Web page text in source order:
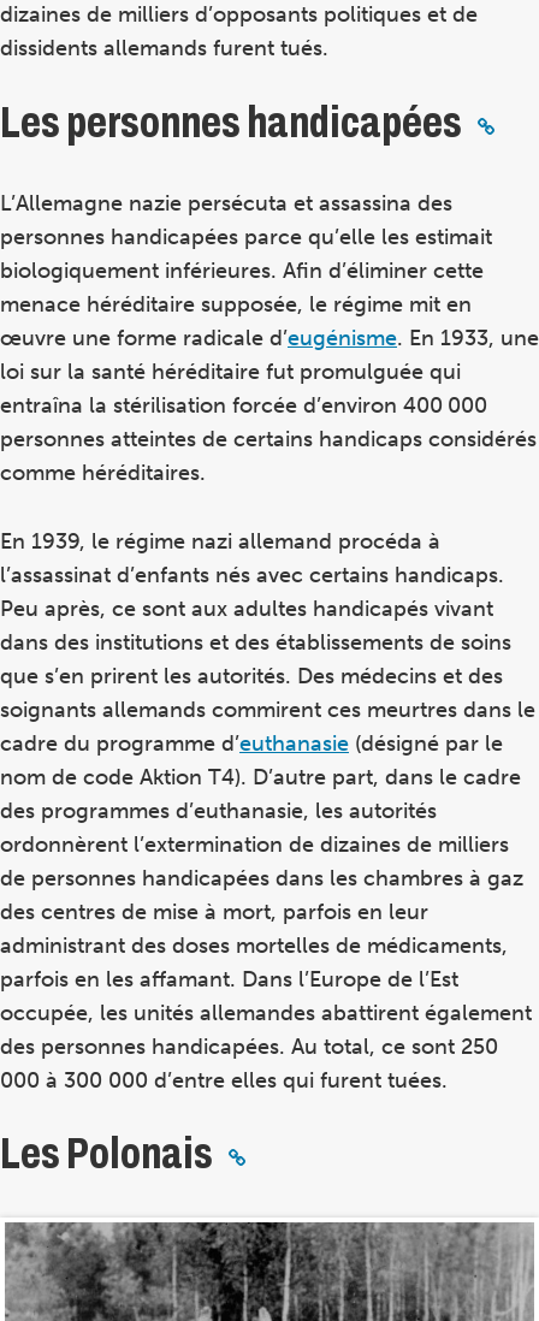
dizaines de milliers d’opposants politiques et de
dissidents allemands furent tués.
Les personnes handicapées
L’Allemagne nazie persécuta et assassina des
personnes handicapées parce qu’elle les estimait
biologiquement inférieures. Afin d’éliminer cette
menace héréditaire supposée, le régime mit en
œuvre une forme radicale d’eugénisme. En 1933, une
loi sur la santé héréditaire fut promulguée qui
entraîna la stérilisation forcée d’environ 400 000
personnes atteintes de certains handicaps considérés
comme héréditaires.
En 1939, le régime nazi allemand procéda à
l’assassinat d’enfants nés avec certains handicaps.
Peu après, ce sont aux adultes handicapés vivant
dans des institutions et des établissements de soins
que s’en prirent les autorités. Des médecins et des
soignants allemands commirent ces meurtres dans le
cadre du programme d’euthanasie (désigné par le
nom de code Aktion T4). D’autre part, dans le cadre
des programmes d’euthanasie, les autorités
ordonnèrent l’extermination de dizaines de milliers
de personnes handicapées dans les chambres à gaz
des centres de mise à mort, parfois en leur
administrant des doses mortelles de médicaments,
parfois en les affamant. Dans l’Europe de l’Est
occupée, les unités allemandes abattirent également
des personnes handicapées. Au total, ce sont 250
000 à 300 000 d’entre elles qui furent tuées.
Les Polonais